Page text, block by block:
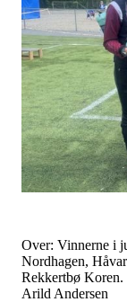
Over: Vinnerne i
Nordhagen,
Rekkertbø Koren.
Arild Andersen